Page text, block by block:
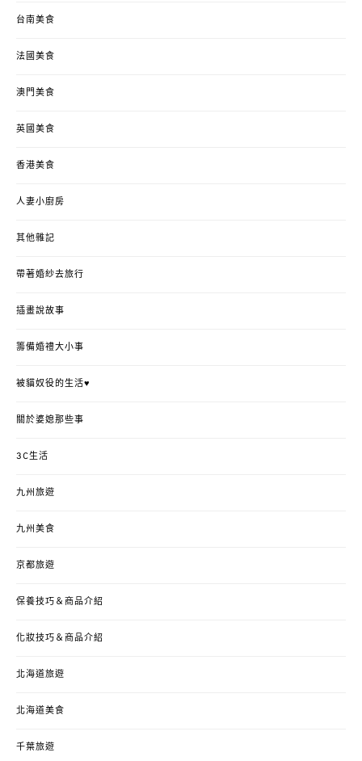
台南美食
法國美食
澳門美食
英國美食
香港美食
人妻小廚房
其他雜記
帶著婚紗去旅行
插畫說故事
籌備婚禮大小事
被貓奴役的生活♥
關於婆媳那些事
3C生活
九州旅遊
九州美食
京都旅遊
保養技巧＆商品介紹
化妝技巧＆商品介紹
北海道旅遊
北海道美食
千葉旅遊